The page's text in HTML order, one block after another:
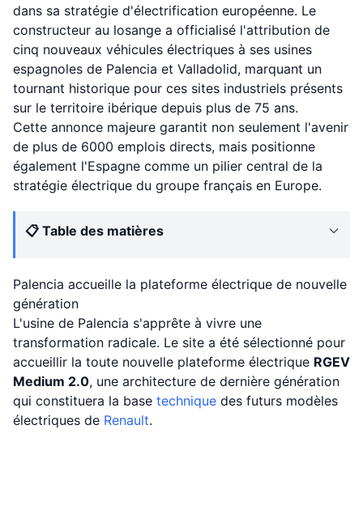
dans sa stratégie d'électrification européenne. Le
constructeur au losange a officialisé l'attribution de
cinq nouveaux véhicules électriques à ses usines
espagnoles de Palencia et Valladolid, marquant un
tournant historique pour ces sites industriels présents
sur le territoire ibérique depuis plus de 75 ans.
Cette annonce majeure garantit non seulement l'avenir
de plus de 6000 emplois directs, mais positionne
également l'Espagne comme un pilier central de la
stratégie électrique du groupe français en Europe.
📋 Table des matières
Palencia accueille la plateforme électrique de nouvelle
génération
L'usine de Palencia s'apprête à vivre une
transformation radicale. Le site a été sélectionné pour
accueillir la toute nouvelle plateforme électrique RGEV
Medium 2.0, une architecture de dernière génération
qui constituera la base technique des futurs modèles
électriques de Renault.